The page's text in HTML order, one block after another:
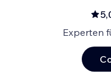
Experten